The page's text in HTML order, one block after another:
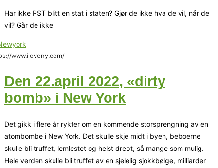
Har ikke PST blitt en stat i staten? Gjør de ikke hva de vil, når de
vil? Går de ikke
www.iloveny.com/
Den 22.april 2022, «dirty
bomb» i New York
Det gikk i flere år rykter om en kommende storsprengning av en
atombombe i New York. Det skulle skje midt i byen, beboerne
skulle bli truffet, lemlestet og helst drept, så mange som mulig.
Hele verden skulle bli truffet av en sjelelig sjokkbølge, milliarder